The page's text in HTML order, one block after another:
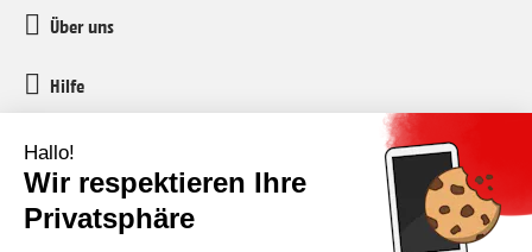
Über uns
Hilfe
Kundenservice
media-markt-refurbished@recommerce.com